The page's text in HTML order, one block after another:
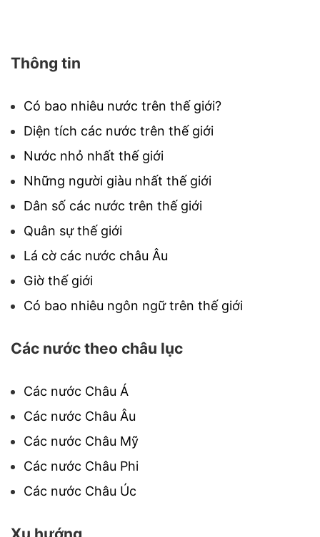
Thông tin
Có bao nhiêu nước trên thế giới?
Diện tích các nước trên thế giới
Nước nhỏ nhất thế giới
Những người giàu nhất thế giới
Dân số các nước trên thế giới
Quân sự thế giới
Lá cờ các nước châu Âu
Giờ thế giới
Có bao nhiêu ngôn ngữ trên thế giới
Các nước theo châu lục
Các nước Châu Á
Các nước Châu Âu
Các nước Châu Mỹ
Các nước Châu Phi
Các nước Châu Úc